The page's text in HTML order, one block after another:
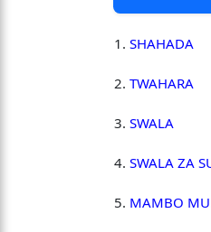
SHAHADA
TWAHARA
SWALA
SWALA ZA
MAMBO